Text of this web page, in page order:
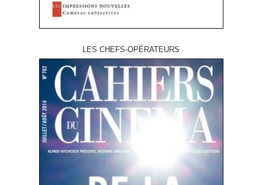
LES CHEFS-OPÉRATEURS